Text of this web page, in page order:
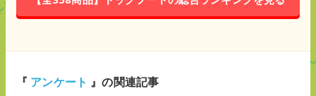
『 アンケート 』の関連記事